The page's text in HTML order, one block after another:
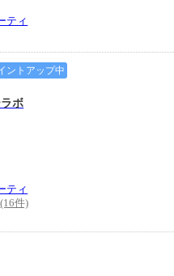
ティ
ントアップ中
ボ
ティ
(16件)